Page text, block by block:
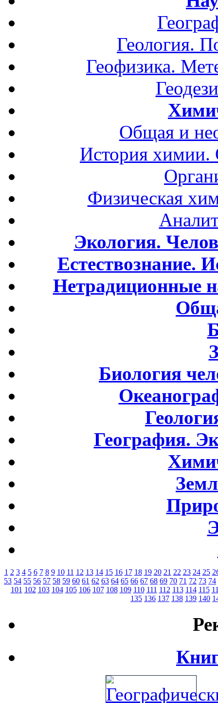
Геология.
Геофизика.
Общая и
История
Физическая
Экология.
Естествознание.
Нетрадиционные
Биология
География.
1 2 3 4 5 6 7 8 9 10 11 12 13 14 15 16 17 18 19 20 21 22 23 24 25
53 54 55 56 57 58 59 60 61 62 63 64 65 66 67 68 69 70 71 72 73 74
101 102 103 104 105 106 107 108 109 110 111 112 113 114 115
135 136 137 138 139 140